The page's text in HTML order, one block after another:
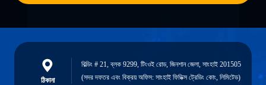
ঠিকানা
বিল্ডিং # 21, ব্লক 9299, টিংওই রোড, জিনশান জেলা, সাংহাই 201505
(সদর দফতর এবং বিক্রয় অফিস: সাংহাই ফিডিক্স ট্রেডিং কোং, লিমিটেড)